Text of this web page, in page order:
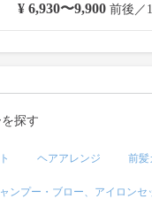
¥ 6,930〜9,900前後／
探す
ヘアアレンジ 前髪
ンプー・ブロー、アイロンセ